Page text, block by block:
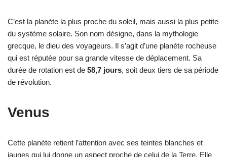
C’est la planète la plus proche du soleil, mais aussi la plus petite
du système solaire. Son nom désigne, dans la mythologie
grecque, le dieu des voyageurs. Il s’agit d’une planète rocheuse
qui est réputée pour sa grande vitesse de déplacement. Sa
durée de rotation est de 58,7 jours, soit deux tiers de sa période
de révolution.
Venus
Cette planète retient l’attention avec ses teintes blanches et
jaunes qui lui donne un aspect proche de celui de la Terre. Elle